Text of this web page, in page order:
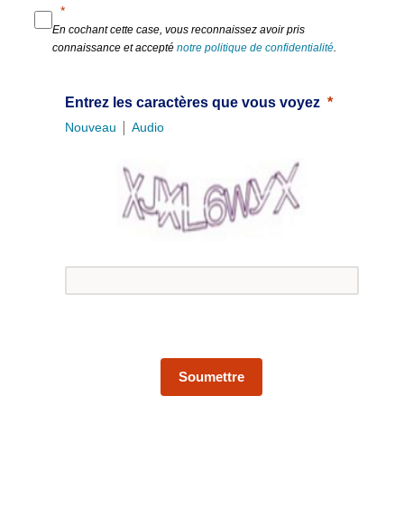
En cochant cette case, vous reconnaissez avoir pris
connaissance et accepté notre politique de confidentialité
Entrez les caractères que vous voyez
Nouveau | Audio
Soumettre